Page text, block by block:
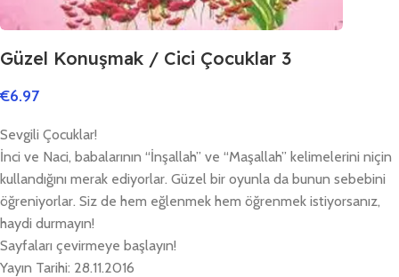
Güzel Konuşmak / Cici Çocuklar 3
€6.97
Sevgili Çocuklar!
İnci ve Naci, babalarının “İnşallah” ve “Maşallah” kelimelerini niçin
kullandığını merak ediyorlar. Güzel bir oyunla da bunun sebebini
öğreniyorlar. Siz de hem eğlenmek hem öğrenmek istiyorsanız,
haydi durmayın!
Sayfaları çevirmeye başlayın!
Yayın Tarihi: 28.11.2016